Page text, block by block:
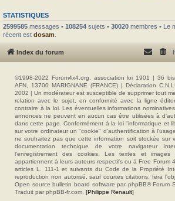
STATISTIQUES
2599585 messages • 108254 sujets • 30020 membres • Le
récent est dosam
Index du forum
©1998-2022 Forum4x4.org, association loi 1901 | 36
AFN, 13700 MARIGNANE (FRANCE) | Déclaration
2002 | Un modérateur est susceptible de supprimer tout
relation avec le sujet, en conformité avec la ligne
contraire à la loi. Les éventuelles informations
annonces ne peuvent en aucun cas être utilisées à
dans cette page. Conformément à la loi "informatique et
sur votre ordinateur un "cookie" d’authentification à
ne souhaitez pas que cette information soit stockée sur
documentation technique de votre navigateur
l'enregistrement des cookies. Les textes et images
appartiennent à leurs auteurs respectifs ou à Free Forum
articles L. 111-1 et suivants du Code de la Propriété
reproduction non autorisé, sauf courtes citations, fera
Open source bulletin board software par phpBB® Forum
Traduit par phpBB-fr.com. [Philippe Renault]